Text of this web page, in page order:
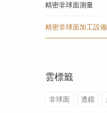
精密非球面測量
精密非球面加工設備
雲標籤
非球面 透鏡